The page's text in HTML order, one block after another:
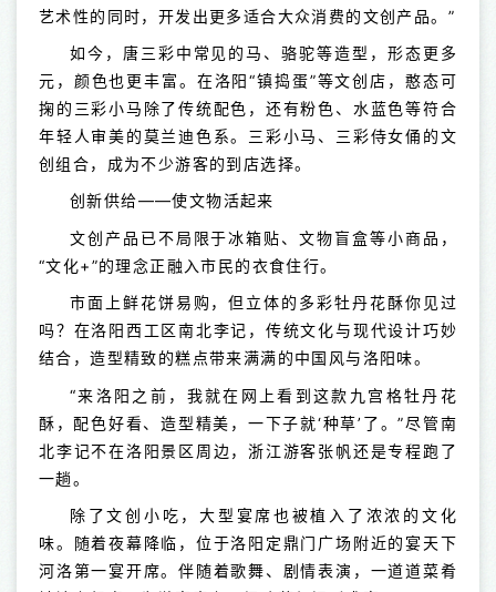
艺术性的同时，开发出更多适合大众消费的文创产品。”
如今，唐三彩中常见的马、骆驼等造型，形态更多
元，颜色也更丰富。在洛阳“镇捣蛋”等文创店，憨态可
掬的三彩小马除了传统配色，还有粉色、水蓝色等符合
年轻人审美的莫兰迪色系。三彩小马、三彩侍女俑的文
创组合，成为不少游客的到店选择。
创新供给——使文物活起来
文创产品已不局限于冰箱贴、文物盲盒等小商品，
“文化+”的理念正融入市民的衣食住行。
市面上鲜花饼易购，但立体的多彩牡丹花酥你见过
吗？在洛阳西工区南北李记，传统文化与现代设计巧妙
结合，造型精致的糕点带来满满的中国风与洛阳味。
“来洛阳之前，我就在网上看到这款九宫格牡丹花
酥，配色好看、造型精美，一下子就‘种草’了。”尽管南
北李记不在洛阳景区周边，浙江游客张帆还是专程跑了
一趟。
除了文创小吃，大型宴席也被植入了浓浓的文化
味。随着夜幕降临，位于洛阳定鼎门广场附近的宴天下
河洛第一宴开席。伴随着歌舞、剧情表演，一道道菜肴